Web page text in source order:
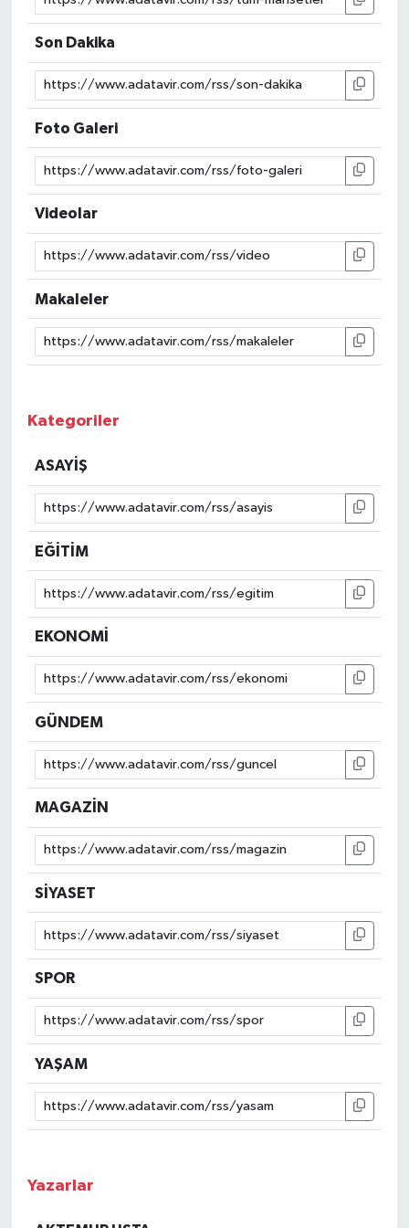
Son Dakika
Foto Galeri
Videolar
Makaleler
Kategoriler
ASAYİŞ
EĞİTİM
EKONOMİ
GÜNDEM
MAGAZİN
SİYASET
SPOR
YAŞAM
Yazarlar